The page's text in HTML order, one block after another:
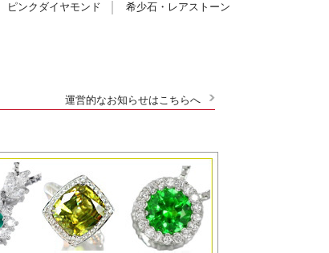
ピンクダイヤモンド 希少石・レアストーン
運営的なお知らせはこちらへ